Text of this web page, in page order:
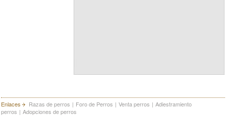
Enlaces Razas de perros | Foro de Perros | Venta perros | Adiestramiento
perros | Adopciones de perros